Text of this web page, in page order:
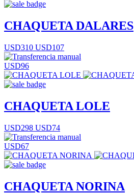
CHAQUETA DALARES
USD310 USD107
USD96
CHAQUETA LOLE
USD298 USD74
USD67
CHAQUETA NORINA